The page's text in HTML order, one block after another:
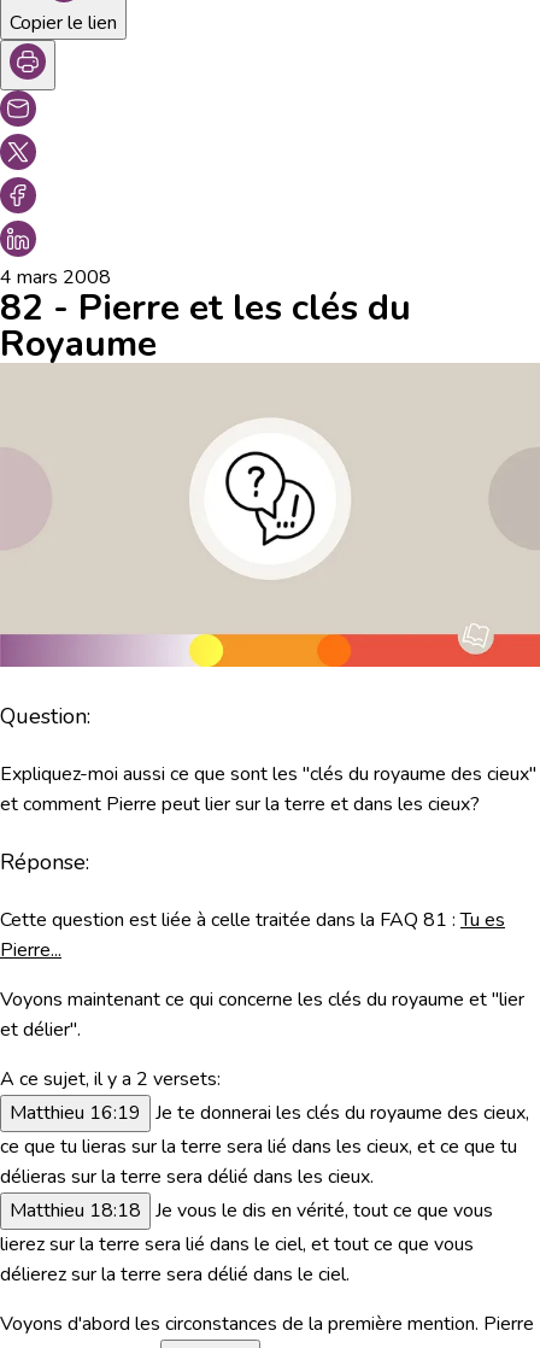
Copier le lien
4 mars 2008
82 - Pierre et les clés du
Royaume
Question:
Expliquez-moi aussi ce que sont les "clés du royaume des cieux"
et comment Pierre peut lier sur la terre et dans les cieux?
Réponse:
Cette question est liée à celle traitée dans la FAQ 81 :Tu es
Pierre...
Voyons maintenant ce qui concerne les clés du royaume et "lier
et délier".
A ce sujet, il y a 2 versets:
Matthieu 16:19
Je te donnerai les clés du royaume des cieux,
ce que tu lieras sur la terre sera lié dans les cieux, et ce que tu
délieras sur la terre sera délié dans les cieux.
Matthieu 18:18 Je vous le dis en vérité, tout ce que vous
lierez sur la terre sera lié dans le ciel, et tout ce que vous
délierez sur la terre sera délié dans le ciel.
Voyons d'abord les circonstances de la première mention. Pierre